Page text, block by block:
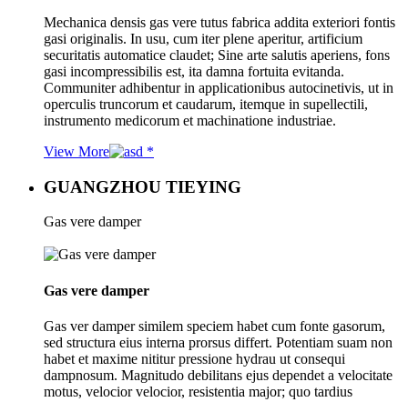
Mechanica densis gas vere tutus fabrica addita exteriori fontis
gasi originalis. In usu, cum iter plene aperitur, artificium
securitatis automatice claudet; Sine arte salutis aperiens, fons
gasi incompressibilis est, ita damna fortuita evitanda.
Communiter adhibentur in applicationibus autocinetivis, ut in
operculis truncorum et caudarum, itemque in supellectili,
instrumento medicorum et machinatione industriae.
View More
GUANGZHOU TIEYING
Gas vere damper
Gas vere damper
Gas ver damper similem speciem habet cum fonte gasorum,
sed structura eius interna prorsus differt. Potentiam suam non
habet et maxime nititur pressione hydrau ut consequi
dampnosum. Magnitudo debilitans ejus dependet a velocitate
motus, velocior velocior, resistentia major; quo tardius